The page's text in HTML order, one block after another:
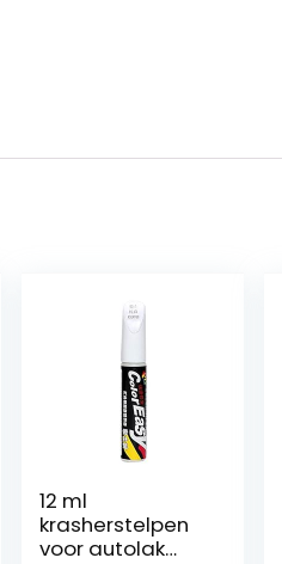
12 ml
krasherstelpen
voor autolak